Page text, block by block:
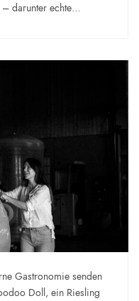
– darunter echte…
Gastronomie senden
Doll, ein Riesling